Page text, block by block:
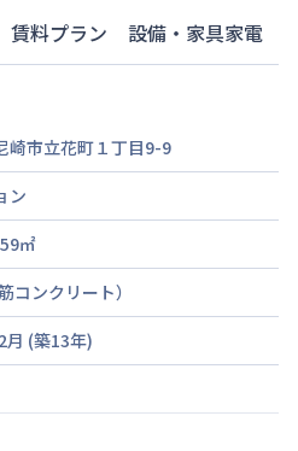
賃料プラン 設備・家具家電
崎市立花町１丁目9-9
ン
㎡
コンクリート）
月 (築13年)